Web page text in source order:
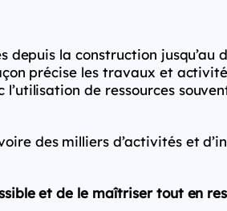
depuis la construction
précise les travaux et
de ressources
des milliers d’activités et
et de le maîtriser tout en